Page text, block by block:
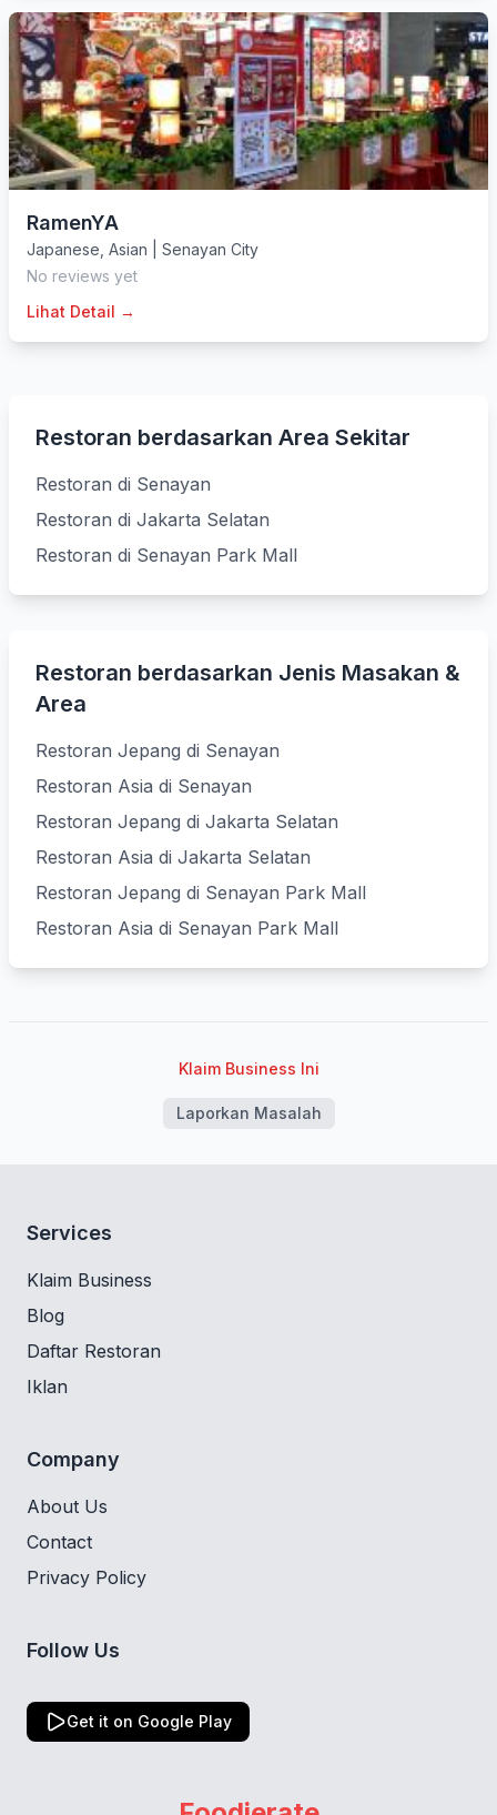
RamenYA
Japanese Asian
Senayan City
No reviews yet
Lihat Detail →
Restoran berdasarkan Area Sekitar
Restoran di Senayan
Restoran di Jakarta Selatan
Restoran di Senayan Park Mall
Restoran berdasarkan Jenis Masakan &
Area
Restoran Jepang di Senayan
Restoran Asia di Senayan
Restoran Jepang di Jakarta Selatan
Restoran Asia di Jakarta Selatan
Restoran Jepang di Senayan Park Mall
Restoran Asia di Senayan Park Mall
Klaim Business Ini
Laporkan Masalah
Services
Klaim Business
Blog
Daftar Restoran
Iklan
Company
About Us
Contact
Privacy Policy
Follow Us
Get it on Google Play